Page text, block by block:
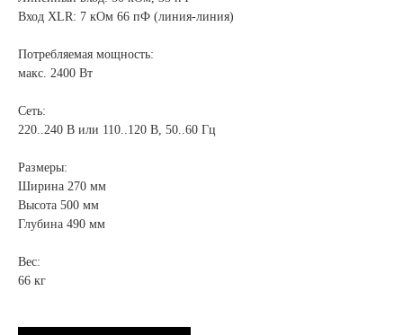
Вход XLR: 7 кОм 66 пФ (линия-линия)
Потребляемая мощность:
макс. 2400 Вт
Сеть:
220..240 В или 110..120 В, 50..60 Гц
Размеры:
Ширина 270 мм
Высота 500 мм
Глубина 490 мм
Вес:
66 кг